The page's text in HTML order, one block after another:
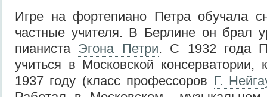
Игре на фортепиано Петра обучала
частные учителя. В Берлине он брал
пианиста Эгона Петри. С 1932 года
учиться в Московской консерватории,
1937 году (класс профессоров Г.